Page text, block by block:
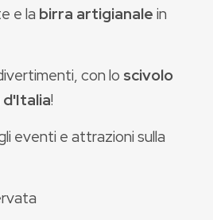
e la birra artigianalein
con lo scivolo
!
eventi e attrazioni sulla